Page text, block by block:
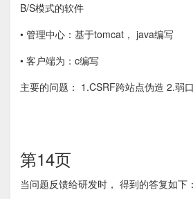
B/S模式的软件
• 管理中心：基于tomcat， java编写
• 客户端为：c编写
主要的问题： 1.CSRF跨站点伪造 2.
第14页
当问题反馈给研发时， 得到的答复如下：